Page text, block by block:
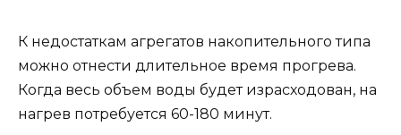
К недостаткам агрегатов накопительного типа
можно отнести длительное время прогрева.
Когда весь объем воды будет израсходован, на
нагрев потребуется 60-180 минут.